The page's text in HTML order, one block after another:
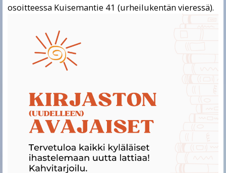
osoitteessa Kuisemantie 41 (urheilukentän vieressä).